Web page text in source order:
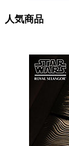
人気商品